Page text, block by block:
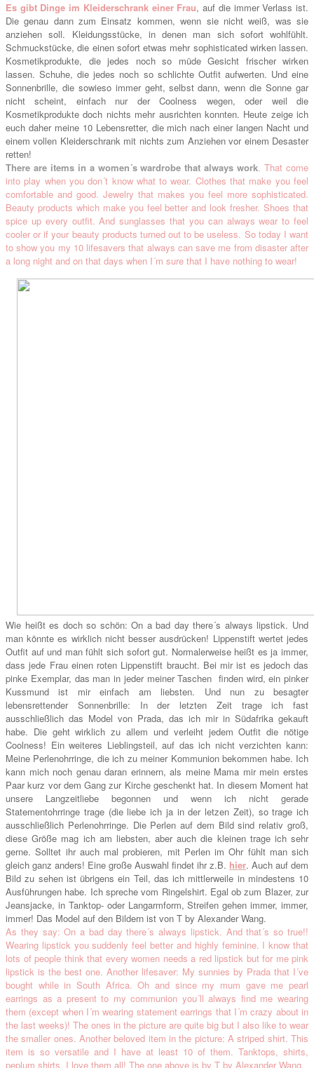
Es gibt Dinge im Kleiderschrank einer Frau, auf die immer Verlass ist.
Die genau dann zum Einsatz kommen, wenn sie nicht weiß, was sie
anziehen soll. Kleidungsstücke, in denen man sich sofort wohlfühlt.
Schmuckstücke, die einen sofort etwas mehr sophisticated wirken lassen.
Kosmetikprodukte, die jedes noch so müde Gesicht frischer wirken
lassen. Schuhe, die jedes noch so schlichte Outfit aufwerten. Und eine
Sonnenbrille, die sowieso immer geht, selbst dann, wenn die Sonne gar
nicht scheint, einfach nur der Coolness wegen, oder weil die
Kosmetikprodukte doch nichts mehr ausrichten konnten. Heute zeige ich
euch daher meine 10 Lebensretter, die mich nach einer langen Nacht und
einem vollen Kleiderschrank mit nichts zum Anziehen vor einem Desaster
retten!
There are items in a women´s wardrobe that always work. That come
into play when you don´t know what to wear. Clothes that make you feel
comfortable and good. Jewelry that makes you feel more sophisticated.
Beauty products which make you feel better and look fresher. Shoes that
spice up every outfit. And sunglasses that you can always wear to feel
cooler or if your beauty products turned out to be useless. So today I want
to show you my 10 lifesavers that always can save me from disaster after
a long night and on that days when I´m sure that I have nothing to wear!
Wie heißt es doch so schön: On a bad day there´s always lipstick. Und
man könnte es wirklich nicht besser ausdrücken! Lippenstift wertet jedes
Outfit auf und man fühlt sich sofort gut. Normalerweise heißt es ja immer,
dass jede Frau einen roten Lippenstift braucht. Bei mir ist es jedoch das
pinke Exemplar, das man in jeder meiner Taschen finden wird, ein pinker
Kussmund ist mir einfach am liebsten. Und nun zu besagter
lebensrettender Sonnenbrille: In der letzten Zeit trage ich fast
ausschließlich das Model von Prada, das ich mir in Südafrika gekauft
habe. Die geht wirklich zu allem und verleiht jedem Outfit die nötige
Coolness! Ein weiteres Lieblingsteil, auf das ich nicht verzichten kann:
Meine Perlenohrringe, die ich zu meiner Kommunion bekommen habe. Ich
kann mich noch genau daran erinnern, als meine Mama mir mein erstes
Paar kurz vor dem Gang zur Kirche geschenkt hat. In diesem Moment hat
unsere Langzeitliebe begonnen und wenn ich nicht gerade
Statementohrringe trage (die liebe ich ja in der letzen Zeit), so trage ich
ausschließlich Perlenohrringe. Die Perlen auf dem Bild sind relativ groß,
diese Größe mag ich am liebsten, aber auch die kleinen trage ich sehr
gerne. Solltet ihr auch mal probieren, mit Perlen im Ohr fühlt man sich
gleich ganz anders! Eine große Auswahl findet ihr z.B. hier. Auch auf dem
Bild zu sehen ist übrigens ein Teil, das ich mittlerweile in mindestens 10
Ausführungen habe. Ich spreche vom Ringelshirt. Egal ob zum Blazer, zur
Jeansjacke, in Tanktop- oder Langarmform, Streifen gehen immer, immer,
immer! Das Model auf den Bildern ist von T by Alexander Wang.
As they say: On a bad day there´s always lipstick. And that´s so true!!
Wearing lipstick you suddenly feel better and highly feminine. I know that
lots of people think that every women needs a red lipstick but for me pink
lipstick is the best one. Another lifesaver: My sunnies by Prada that I´ve
bought while in South Africa. Oh and since my mum gave me pearl
earrings as a present to my communion you´ll always find me wearing
them (except when I´m wearing statement earrings that I´m crazy about in
the last weeks)! The ones in the picture are quite big but I also like to wear
the smaller ones. Another beloved item in the picture: A striped shirt. This
item is so versatile and I have at least 10 of them. Tanktops, shirts,
peplum shirts, I love them all! The one above is by T by Alexander Wang.